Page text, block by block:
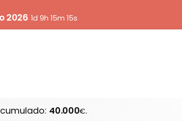
2026 1d 9h 15m 15s
40.000€.